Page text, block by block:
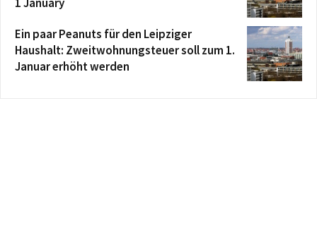
Ein paar Peanuts für den Leipziger
Haushalt: Zweitwohnungsteuer soll zum 1.
Januar erhöht werden